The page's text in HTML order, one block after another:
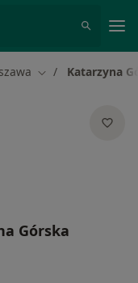
Zmień miasto
Katarzyna
Górska